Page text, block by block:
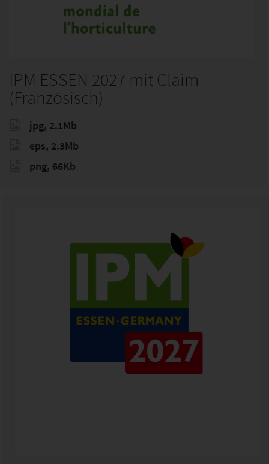
IPM ESSEN 2027 mit Claim
(Französisch)
jpg, 2.1Mb
eps, 2.3Mb
png, 66Kb